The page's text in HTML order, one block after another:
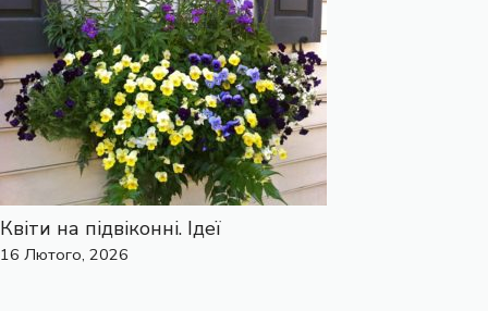
Квіти на підвіконні. Ідеї
16 Лютого, 2026